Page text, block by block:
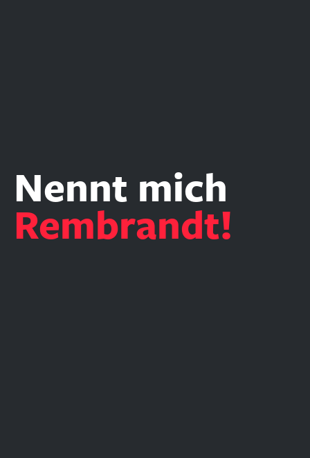
Nennt mich
Rembrandt!